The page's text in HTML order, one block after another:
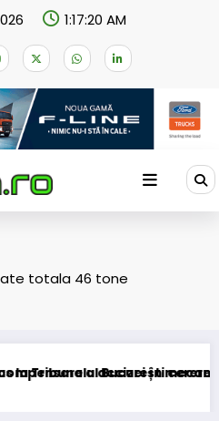
1:17:20 AM
totala 46 tone
a accizei în mecanism
București cererea